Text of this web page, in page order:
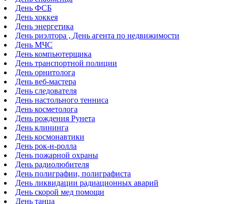
День ФСБ
День хоккея
День энергетика
День риэлтора , День агента по недвижимости
День МЧС
День компьютерщика
День транспортной полиции
День орнитолога
День веб-мастера
День следователя
День настольного тенниса
День косметолога
День рождения Рунета
День клининга
День космонавтики
День рок-н-ролла
День пожарной охраны
День радиолюбителя
День полиграфии, полиграфиста
День ликвидации радиационных аварий
День скорой мед помощи
День танца